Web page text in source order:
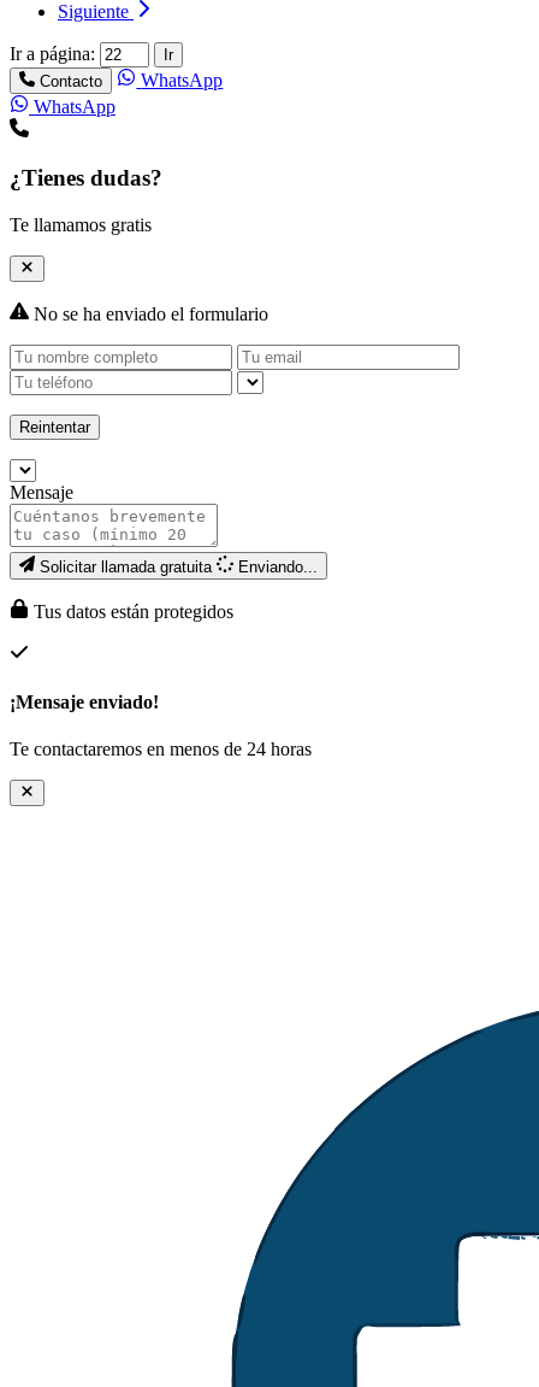
Siguiente
Ir a página:
Ir
Contacto
WhatsApp
WhatsApp
¿Tienes dudas?
Te llamamos gratis
No se ha enviado el formulario
Reintentar
Mensaje
Solicitar llamada gratuita Enviando...
Tus datos están protegidos
¡Mensaje enviado!
Te contactaremos en menos de 24 horas